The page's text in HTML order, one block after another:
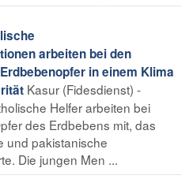
arbeiten bei den
in einem Klima
Kasur (Fidesdienst) -
Helfer arbeiten bei
des Erdbebens mit, das
und pakistanische
Die jungen Men ...